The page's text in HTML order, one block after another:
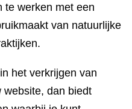
te werken met een
van natuurlijke
het verkrijgen van
website, dan biedt